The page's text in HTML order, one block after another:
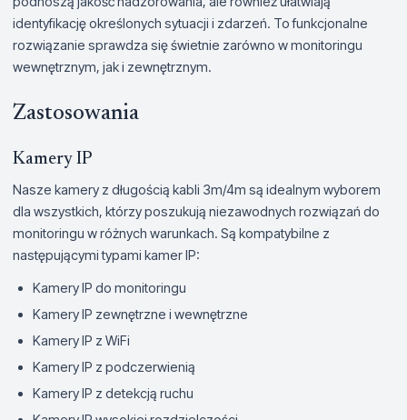
identyfikację określonych sytuacji i zdarzeń. To funkcjonalne
rozwiązanie sprawdza się świetnie zarówno w monitoringu
wewnętrznym, jak i zewnętrznym.
Zastosowania
Kamery IP
Nasze kamery z długością kabli 3m/4m są idealnym wyborem
dla wszystkich, którzy poszukują niezawodnych rozwiązań do
monitoringu w różnych warunkach. Są kompatybilne z
następującymi typami kamer IP:
Kamery IP do monitoringu
Kamery IP zewnętrzne i wewnętrzne
Kamery IP z WiFi
Kamery IP z podczerwienią
Kamery IP z detekcją ruchu